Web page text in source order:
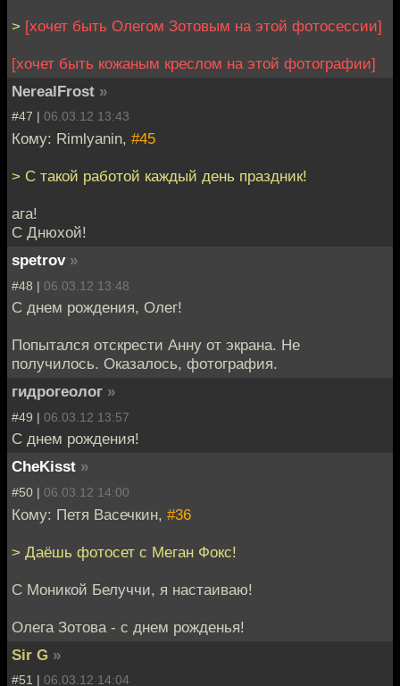
> [хочет быть Олегом Зотовым на этой фотосессии]
[хочет быть кожаным креслом на этой фотографии]
NerealFrost »
#47 | 06.03.12 13:43
Кому: Rimlyanin, #45
> С такой работой каждый день праздник!
ага!
С Днюхой!
spetrov »
#48 | 06.03.12 13:48
С днем рождения, Олег!
Попытался отскрести Анну от экрана. Не
получилось. Оказалось, фотография.
гидрогеолог »
#49 | 06.03.12 13:57
С днем рождения!
CheKisst »
#50 | 06.03.12 14:00
Кому: Петя Васечкин, #36
> Даёшь фотосет с Меган Фокс!
С Моникой Белуччи, я настаиваю!
Олега Зотова - с днем рожденья!
Sir G »
#51 | 06.03.12 14:04